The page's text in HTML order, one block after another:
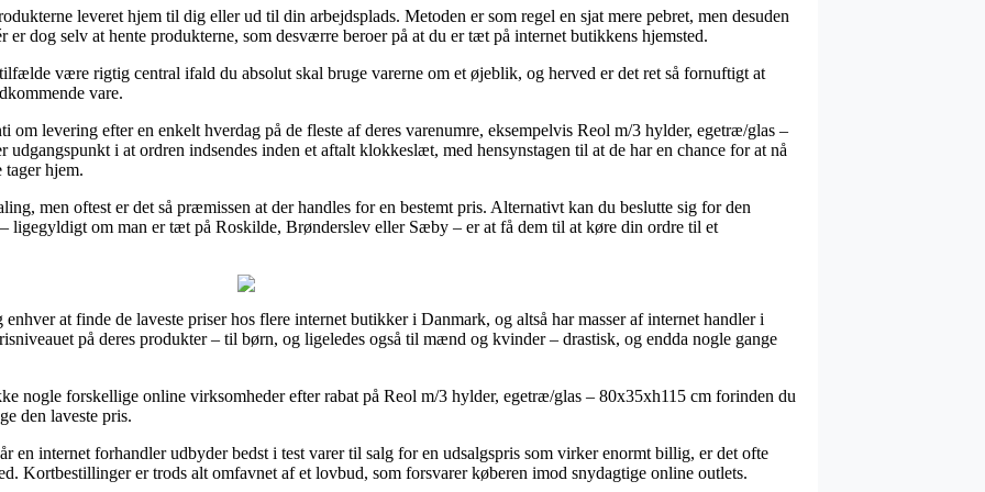
leveret hjem til dig eller ud til din arbejdsplads. Metoden er som regel en sjat mere pebret, men desuden
dog selv at hente produkterne, som desværre beroer på at du er tæt på internet butikkens hjemsted.
være rigtig central ifald du absolut skal bruge varerne om et øjeblik, og herved er det ret så fornuftigt at
vare.
om levering efter en enkelt hverdag på de fleste af deres varenumre, eksempelvis Reol m/3 hylder, egetræ/glas –
i at ordren indsendes inden et aftalt klokkeslæt, med hensynstagen til at de har en chance for at nå
tager hjem.
men oftest er det så præmissen at der handles for en bestemt pris. Alternativt kan du beslutte sig for den
ligegyldigt om man er tæt på Roskilde, Brønderslev eller Sæby – er at få dem til at køre din ordre til et
at finde de laveste priser hos flere internet butikker i Danmark, og altså har masser af internet handler i
på deres produkter – til børn, og ligeledes også til mænd og kvinder – drastisk, og endda nogle gange
nogle forskellige online virksomheder efter rabat på Reol m/3 hylder, egetræ/glas – 80x35xh115 cm forinden du
den laveste pris.
internet forhandler udbyder bedst i test varer til salg for en udsalgspris som virker enormt billig, er det ofte
Kortbestillinger er trods alt omfavnet af et lovbud, som forsvarer køberen imod snydagtige online outlets.